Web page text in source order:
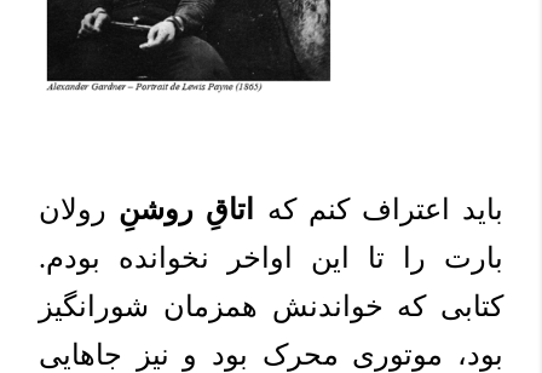
باید اعتراف کنم که اتاقِ روشنِ رولان
بارت را تا این اواخر نخوانده بودم.
کتابی که خواندنش همزمان شورانگیز
بود، موتوری محرک بود و نیز جاهایی